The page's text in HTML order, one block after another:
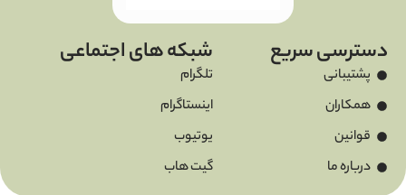
دسترسی سریع
پشتیبانی
همکاران
قوانین
درباره ما
شبکه های اجتماعی
تلگرام
اینستاگرام
یوتیوب
گیت هاب